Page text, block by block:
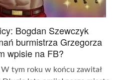
Bogdan Szewczyk
burmistrza Grzegorza
wpisie na FB?
tym roku w końcu zawitał